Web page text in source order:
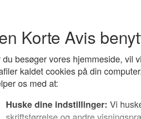
grad rammer personer, der først
et principielt spørgsmål:
en sikkerhedsrisiko? Og hvem
landskab, hvor Keir Starmer og
Labour tabte således ved det
kredse til uafhængige muslimske
appel til muslimske vælgere.